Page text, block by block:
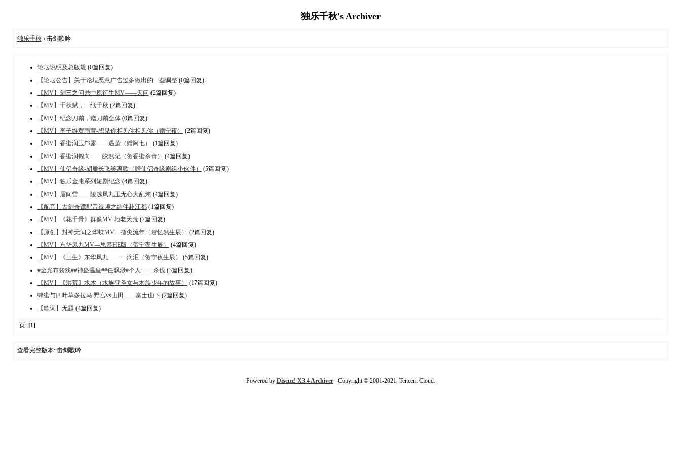
独乐千秋's Archiver
独乐千秋 › 击剑歌吟
论坛说明及总版规(0篇回复)
【论坛公告】关于论坛恶意广告过多做出的一些调整(0篇回复)
【MV】剑三之问鼎中原衍生MV——天问 (2篇回复)
【MV】千秋赋，一纸千秋 (7篇回复)
【MV】纪念刀鞘，赠刀鞘全体(0篇回复)
【MV】李子维黄雨萱-想见你相见你相见你（赠宁夜）
(2篇回复)
【MV】香蜜润玉邝露——遇萤（赠阿七）
(1篇回复)
【MV】香蜜润锦向——皎然记（贺香蜜杀青）
(4篇回复)
【MV】仙侣奇缘-胡雁长飞笑离歌（赠仙侣奇缘剧组小伙伴）
(5篇回复)
【MV】独乐金庸系列短剧纪念(4篇回复)
【MV】眉间雪——陵越凤九玉无心大乱炖(4篇回复)
【配音】古剑奇谭配音视频之结伴赴江都(1篇回复)
【MV】《花千骨》群像MV-地老天荒(7篇回复)
【原创】封神无间之华蝶MV—指尖流年（贺忆然生辰）
(2篇回复)
【MV】东华凤九MV—思慕HE版（贺宁夜生辰）
(4篇回复)
【MV】《三生》东华凤九——一滴泪（贺宁夜生辰）
(5篇回复)
#金光布袋戏##神蛊温皇##任飘渺#个人——杀伐(3篇回复)
【MV】【洪荒】水木（水族亚圣女与木族少年的故事）
(17篇回复)
蜂蜜与四叶草多拉马 野宫vs山田——富士山下(2篇回复)
【歌词】无题 (4篇回复)
页: [1]
查看完整版本: 击剑歌吟
Powered by Discuz! X3.4 ArchiverCopyright © 2001-2021, Tencent Cloud.